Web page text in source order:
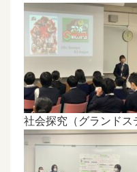
社会探究（グランドス